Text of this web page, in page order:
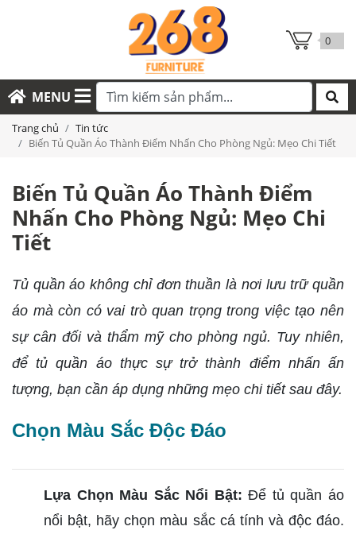
0
MENU
Trang chủ
Tin tức
Biến Tủ Quần Áo Thành Điểm Nhấn Cho Phòng Ngủ: Mẹo Chi Tiết
Biến Tủ Quần Áo Thành Điểm
Nhấn Cho Phòng Ngủ: Mẹo Chi
Tiết
Tủ quần áo không chỉ đơn thuần là nơi lưu trữ quần
áo mà còn có vai trò quan trọng trong việc tạo nên
sự cân đối và thẩm mỹ cho phòng ngủ. Tuy nhiên,
để tủ quần áo thực sự trở thành điểm nhấn ấn
tượng, bạn cần áp dụng những mẹo chi tiết sau đây.
Chọn Màu Sắc Độc Đáo
Lựa Chọn Màu Sắc Nổi Bật:Để tủ quần áo
nổi bật, hãy chọn màu sắc cá tính và độc đáo.